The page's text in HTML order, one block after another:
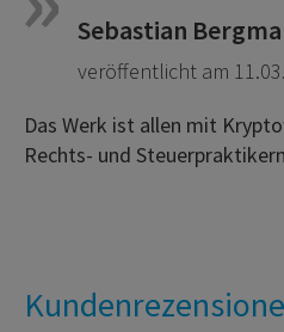
Sebastian
veröffentlicht am
Das Werk ist allen mit
Rechts- und